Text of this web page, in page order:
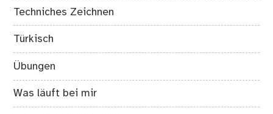
Techniches Zeichnen
Türkisch
Übungen
Was läuft bei mir